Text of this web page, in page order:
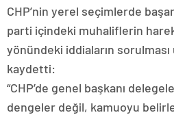
CHP’nin yerel seçimlerde
parti içindeki muhaliflerin
yönündeki iddiaların sorulması
kaydetti:
“CHP’de genel başkanı
dengeler değil, kamuoyu